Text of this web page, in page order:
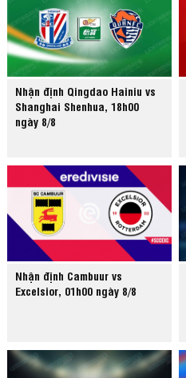
Nhận định Qingdao Hainiu vs
Shanghai Shenhua, 18h00
ngày 8/8
Nhận định Cambuur vs
Excelsior, 01h00 ngày 8/8